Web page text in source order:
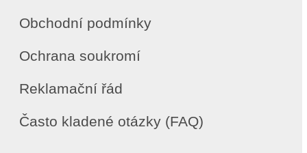
Obchodní podmínky
Ochrana soukromí
Reklamační řád
Často kladené otázky (FAQ)